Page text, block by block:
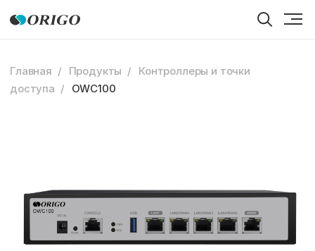
Главная Продукты
Контроллеры и точки
доступа
OWC100